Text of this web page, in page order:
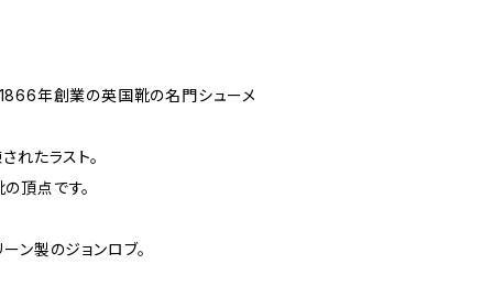
年創業の英国靴の名門シューメ
れたラスト。
頂点です。
ン製のジョンロブ。